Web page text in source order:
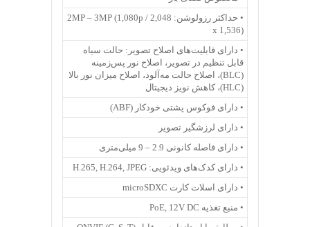
• حداکثر رزولوشن: 2MP – 3MP (1,080p / 2,048
x 1,536)
• دارای قابلیت‌های اصلاح تصویر: حالت سیاه
قابل تنظیم در تصویر، اصلاح نور پس‌زمینه
(BLC)، اصلاح حالت مه‌آلود، اصلاح میزان نور بالا
(HLC)، کاهش نویز دیجیتال
• دارای فوکوس پشتی خودکار (ABF)
• دارای لرزشگیر تصویر
• دارای فاصله کانونی 2.9 – 9 میلی‌متری
• دارای کدک‌های ویدئویی: H.265, H.264, JPEG
• دارای اسلات کارت microSDXC
• منبع تغذیه PoE, 12V DC